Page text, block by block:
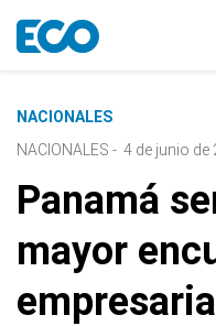
NACIONALES
NACIONALES - 4 de junio de
Panamá
mayor